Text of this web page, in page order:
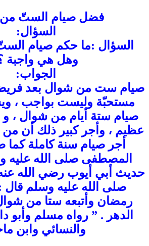
فضل صيام الستّ
السؤال:
السؤال :ما حكم صيام
وهل هي واجبة
الجواب:
صيام ست من شوال بعد
مستحبّة وليست بواجب ،
صيام ستة أيام من شوال ،
عظيم ، وأجر كبير ذلك أن من
أجر صيام سنة كاملة
المصطفى صلى الله عليه
حديث أبي أيوب رضي الله
صلى الله عليه وسلم
رمضان وأتبعه ستا من
الدهر . ” رواه مسلم وأبو
والنسائي وابن